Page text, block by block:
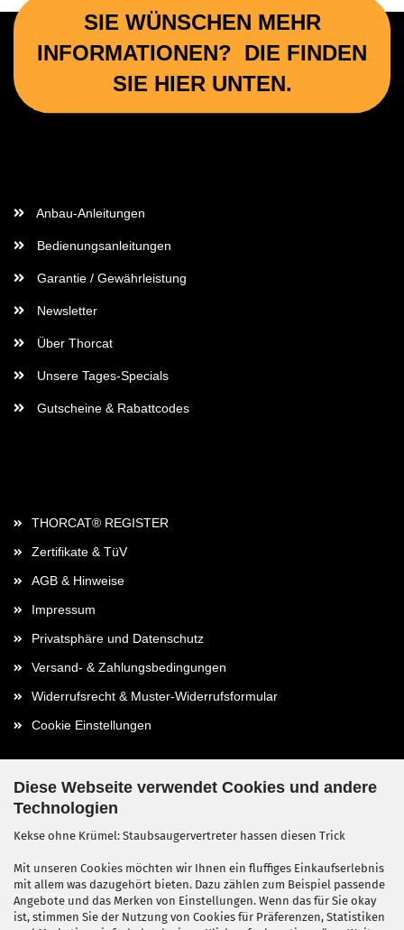
Diese Webseite verwendet Cookies und andere
Technologien
Kekse ohne Krümel: Staubsaugervertreter hassen diesen Trick
Mit unseren Cookies möchten wir Ihnen ein fluffiges Einkaufserlebnis
mit allem was dazugehört bieten. Dazu zählen zum Beispiel passende
Angebote und das Merken von Einstellungen. Wenn das für Sie okay
ist, stimmen Sie der Nutzung von Cookies für Präferenzen, Statistiken
SIE WÜNSCHEN MEHR
INFORMATIONEN? DIE FINDEN
SIE HIER UNTEN.
Anbau-Anleitungen
Bedienungsanleitungen
Garantie / Gewährleistung
Newsletter
Über Thorcat
Unsere Tages-Specials
Gutscheine & Rabattcodes
THORCAT® REGISTER
Zertifikate & TüV
AGB & Hinweise
Impressum
Privatsphäre und Datenschutz
Versand- & Zahlungsbedingungen
Widerrufsrecht & Muster-Widerrufsformular
Cookie Einstellungen
Kontaktdaten
Kontakt / Formular
Callback Service